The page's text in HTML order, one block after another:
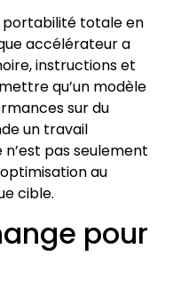
portabilité totale en
accélérateur a
instructions et
qu’un modèle
sur du
un travail
pas seulement
au
cible.
pour